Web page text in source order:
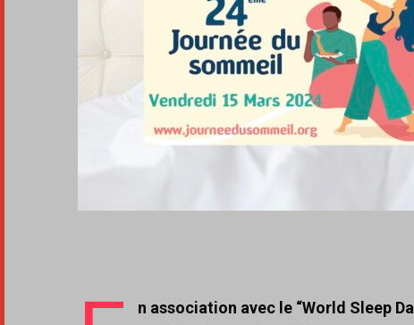
n association avec le “World Sleep